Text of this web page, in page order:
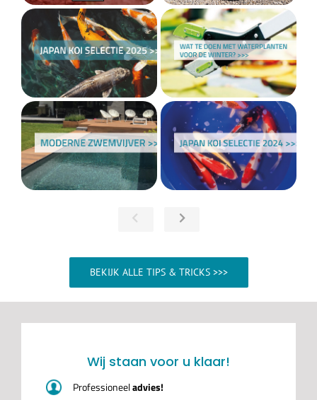
BEKIJK ALLE TIPS & TRICKS >>>
Wij staan voor u klaar!
Professioneeladvies!